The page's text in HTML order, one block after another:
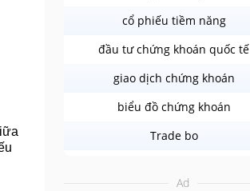
cổ phiếu tiềm năng
đầu tư chứng khoán quốc tế
giao dịch chứng khoán
biểu đồ chứng khoán
Trade bo
Ad